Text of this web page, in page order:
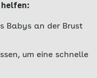
Babys an der Brust
um eine schnelle